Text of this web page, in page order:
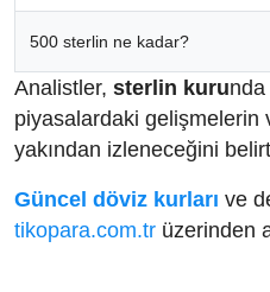
500 sterlin ne kadar?
Analistler, sterlin kurunda
piyasalardaki gelişmelerin
yakından izleneceğini
Güncel döviz kurları ve
tikopara.com.tr üzerinden